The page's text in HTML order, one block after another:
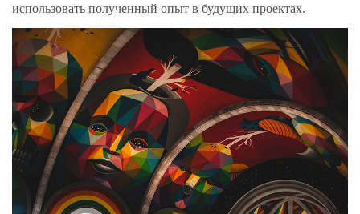
использовать полученный опыт в будущих проектах.